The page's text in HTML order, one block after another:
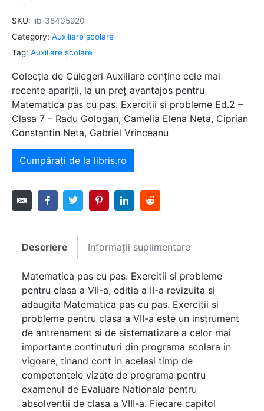
SKU: lib-38405920
Category: Auxiliare şcolare
Tag: Auxiliare şcolare
Colecția de Culegeri Auxiliare conține cele mai
recente apariții, la un preț avantajos pentru
Matematica pas cu pas. Exercitii si probleme Ed.2 –
Clasa 7 – Radu Gologan, Camelia Elena Neta, Ciprian
Constantin Neta, Gabriel Vrinceanu
Cumpărați de la libris.ro
Descriere Informații suplimentare
Matematica pas cu pas. Exercitii si probleme
pentru clasa a VII-a, editia a II-a revizuita si
adaugita Matematica pas cu pas. Exercitii si
probleme pentru clasa a VII-a este un instrument
de antrenament si de sistematizare a celor mai
importante continuturi din programa scolara in
vigoare, tinand cont in acelasi timp de
competentele vizate de programa pentru
examenul de Evaluare Nationala pentru
absolventii de clasa a VIII-a. Fiecare capitol